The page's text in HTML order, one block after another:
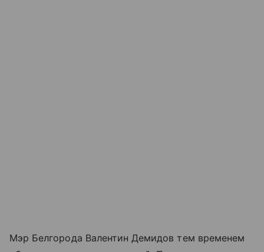
Мэр Белгорода Валентин Демидов тем временем